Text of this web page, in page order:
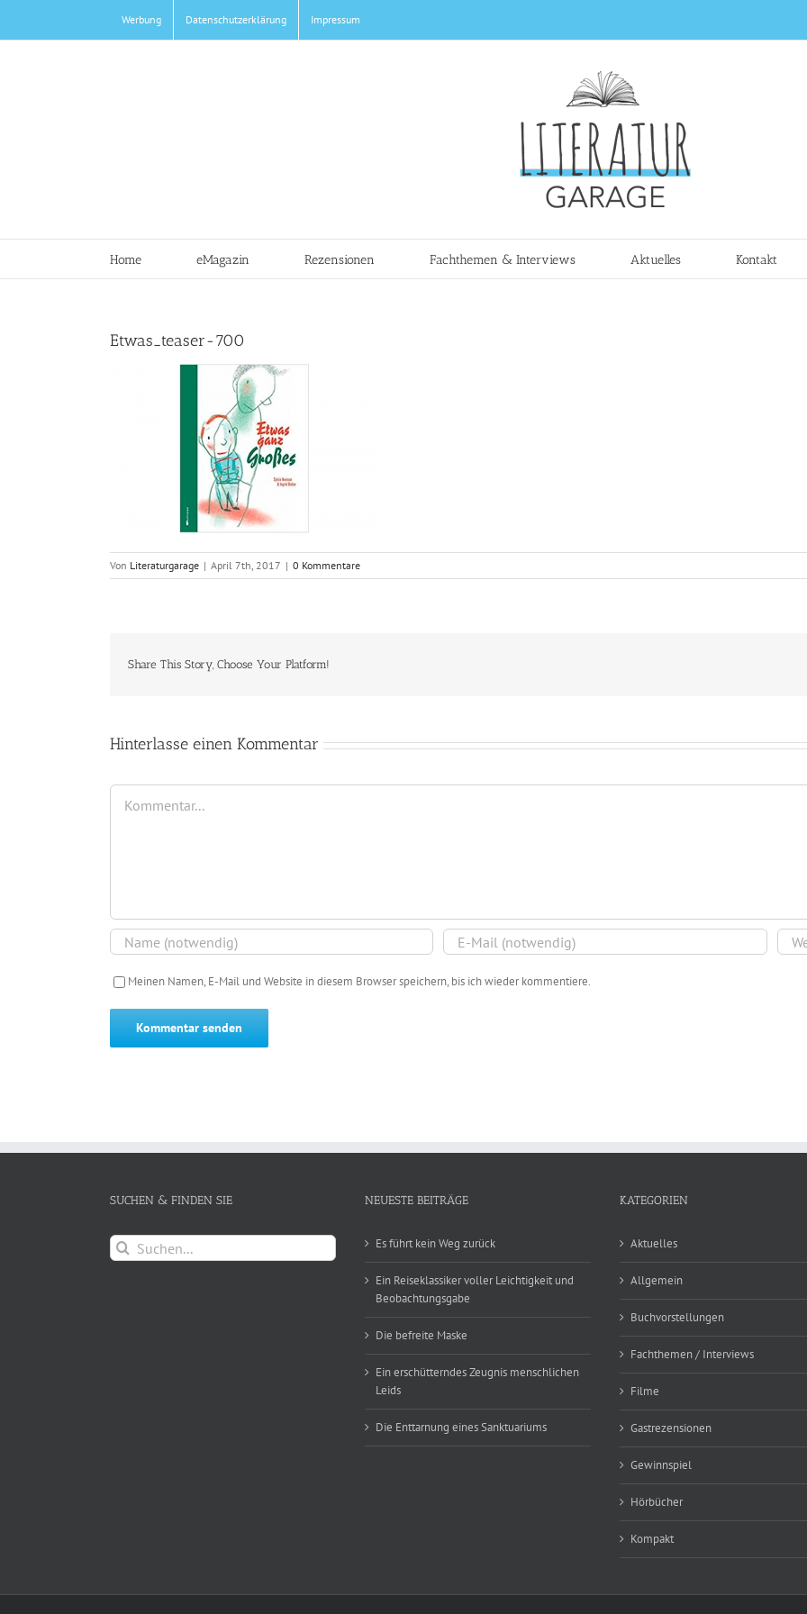
springen
Werbung Datenschutzerklärung Impressum
Home eMagazin Rezensionen Fachthemen & Interviews Aktuelles Kontakt
Etwas_teaser-700
Von Literaturgarage | April 7th, 2017 | 0 Kommentare
Share This Story, Choose Your Platform!
Hinterlasse einen Kommentar
Kommentar
Meinen Namen, E-Mail und Website in diesem Browser speichern, bis ich wieder kommentiere.
SUCHEN & FINDEN SIE
Suche
nach:
NEUESTE BEITRÄGE
Es führt kein Weg zurück
Ein Reiseklassiker voller Leichtigkeit und
Beobachtungsgabe
Die befreite Maske
Ein erschütterndes Zeugnis menschlichen
Leids
Die Enttarnung eines Sanktuariums
KATEGORIEN
Aktuelles
Allgemein
Buchvorstellungen
Fachthemen / Interviews
Filme
Gastrezensionen
Gewinnspiel
Hörbücher
Kompakt